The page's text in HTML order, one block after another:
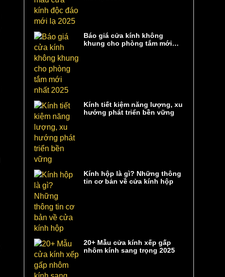
Báo giá cửa kính không
khung cho phòng tắm mới
Kính tiết kiệm năng lượng, xu
hướng phát triển bền vững
Kính hộp là gì? Những thông
tin cơ bản về cửa kính hộp
20+ Mẫu cửa kính xếp gấp
nhôm kính sang trọng 2025